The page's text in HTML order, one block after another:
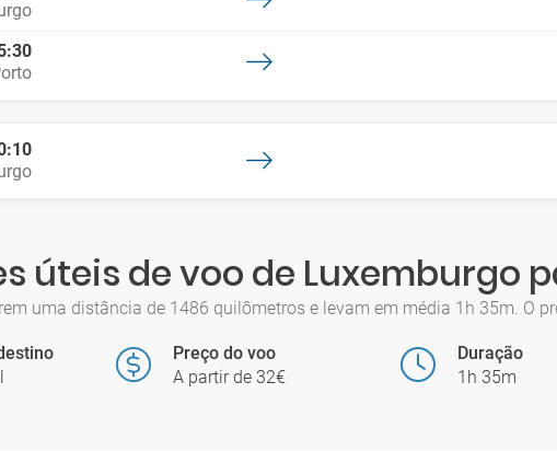
úteis de voo de Luxemburgo
uma distância de 1486 quilômetros e levam em média 1h 35m. O
Preço do voo
A partir de 32€
Duração
1h 35m